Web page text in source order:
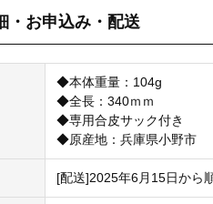
・お申込み・配送
◆本体重量：104g
◆全長：340ｍｍ
◆専用合皮サック付き
◆原産地：兵庫県小野市
[配送]2025年6月15日から